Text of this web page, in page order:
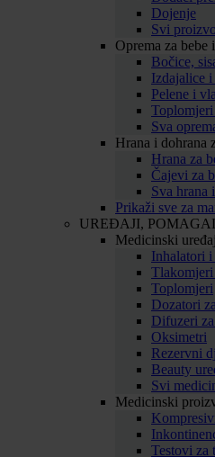
Dojenje
Svi
Oprema za bebe
Bočice,
Izdajalice i
Pelene i
Sva
Hrana i dohrana
Hrana za
Čajevi za
Sva hrana
Prikaži sve za
UREĐAJI,
Medicinski
Inhalatori i
Tlakomjeri
Toplomjeri
Dozatori
Difuzeri
Oksimetri
Rezervni
Beauty
Svi
Medicinski
Testovi za